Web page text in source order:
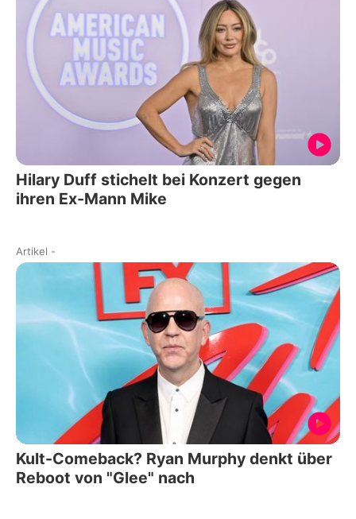
Hilary Duff stichelt bei Konzert gegen
ihren Ex-Mann Mike
Artikel -
Kult-Comeback? Ryan Murphy denkt über
Reboot von "Glee" nach